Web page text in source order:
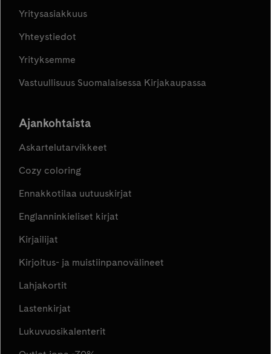
Yritysasiakkuus
Yhteystiedot
Yrityksemme
Vastuullisuus Suomalaisessa Kirjakaupassa
Ajankohtaista
Askartelutarvikkeet
Cozy coloring
Ennakkotilaa uutuuskirjat
Englanninkieliset kirjat
Kirjailijat
Kirjoitus- ja muistiinpanovälineet
Lahjakortit
Lastenkirjat
Lukuvuosikalenterit